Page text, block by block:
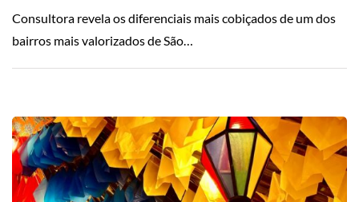
Consultora revela os diferenciais mais cobiçados de um dos
bairros mais valorizados de São…